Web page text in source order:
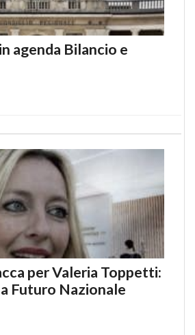
agenda Bilancio e
per Valeria Toppetti:
Futuro Nazionale